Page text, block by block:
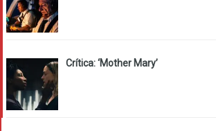
Crítica: ‘Mother Mary’